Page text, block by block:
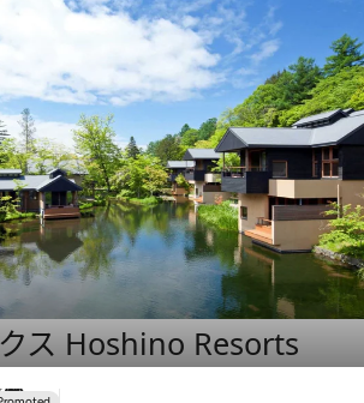
ス Hoshino Resorts